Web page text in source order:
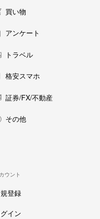
買い物
アンケート
トラベル
格安スマホ
証券/FX/不動産
その他
ウント
登録
イン